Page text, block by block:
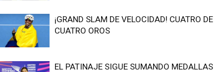
¡GRAND SLAM DE VELOCIDAD! CUATRO DE
CUATRO OROS
EL PATINAJE SIGUE SUMANDO MEDALLAS